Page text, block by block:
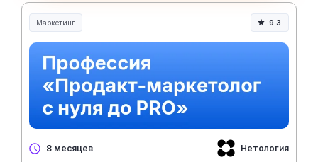
Маркетинг 9.3
8 месяцев Нетология